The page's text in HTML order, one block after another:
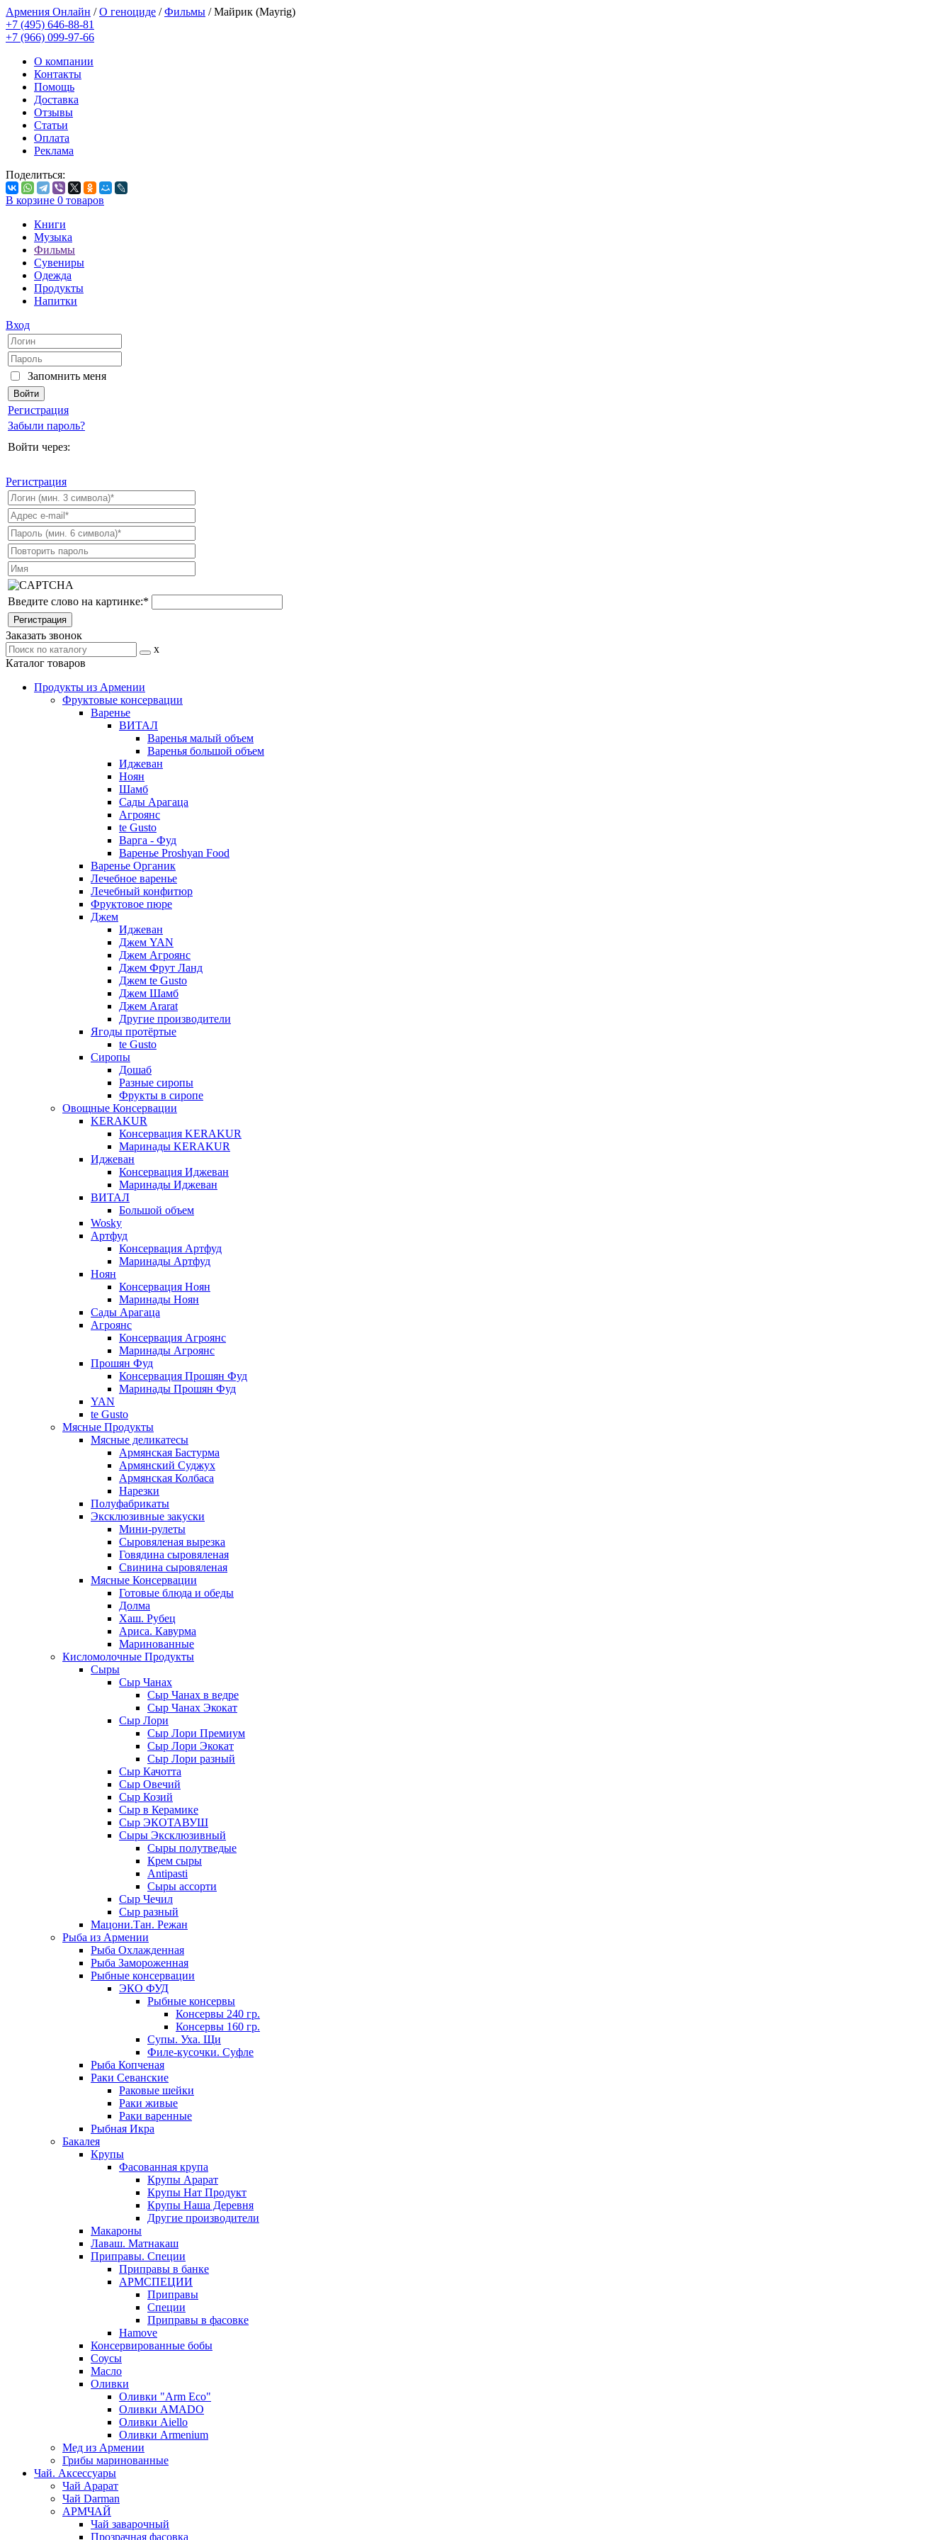
Армения Онлайн /О геноциде /Фильмы /Майрик (Mayrig)
+7 (495) 646-88-81
+7 (966) 099-97-66
О компании
Контакты
Помощь
Доставка
Отзывы
Статьи
Оплата
Реклама
Поделиться:
В корзине 0 товаров
Книги
Музыка
Фильмы
Сувениры
Одежда
Продукты
Напитки
Вход
Запомнить меня
Регистрация
Забыли пароль?
Войти через:
Регистрация
Введите слово на картинке:*
Заказать звонок
x
Каталог товаров
Продукты из Армении
Фруктовые консервации
Варенье
ВИТАЛ
Варенья малый объем
Варенья большой объем
Иджеван
Ноян
Шамб
Сады Арагаца
Агроянс
te Gusto
Варга - Фуд
Варенье Proshyan Food
Варенье Органик
Лечебное варенье
Лечебный конфитюр
Фруктовое пюре
Джем
Иджеван
Джем YAN
Джем Агроянс
Джем Фрут Ланд
Джем te Gusto
Джем Шамб
Джем Ararat
Другие производители
Ягоды протёртые
te Gusto
Сиропы
Дошаб
Разные сиропы
Фрукты в сиропе
Овощные Консервации
KERAKUR
Консервация KERAKUR
Маринады KERAKUR
Иджеван
Консервация Иджеван
Маринады Иджеван
ВИТАЛ
Большой объем
Wosky
Артфуд
Консервация Артфуд
Маринады Артфуд
Ноян
Консервация Ноян
Маринады Ноян
Сады Арагаца
Агроянс
Консервация Агроянс
Маринады Агроянс
Прошян Фуд
Консервация Прошян Фуд
Маринады Прошян Фуд
YAN
te Gusto
Мясные Продукты
Мясные деликатесы
Армянская Бастурма
Армянский Суджух
Армянская Колбаса
Нарезки
Полуфабрикаты
Эксклюзивные закуски
Мини-рулеты
Сыровяленая вырезка
Говядина сыровяленая
Свинина сыровяленая
Мясные Консервации
Готовые блюда и обеды
Долма
Хаш. Рубец
Ариса. Кавурма
Маринованные
Кисломолочные Продукты
Сыры
Сыр Чанах
Сыр Чанах в ведре
Сыр Чанах Экокат
Сыр Лори
Сыр Лори Премиум
Сыр Лори Экокат
Сыр Лори разный
Сыр Качотта
Сыр Овечий
Сыр Козий
Сыр в Керамике
Сыр ЭКОТАВУШ
Сыры Эксклюзивный
Сыры полутведые
Крем сыры
Antipasti
Сыры ассорти
Сыр Чечил
Сыр разный
Мацони.Тан. Режан
Рыба из Армении
Рыба Охлажденная
Рыба Замороженная
Рыбные консервации
ЭКО ФУД
Рыбные консервы
Консервы 240 гр.
Консервы 160 гр.
Супы. Уха. Щи
Филе-кусочки. Суфле
Рыба Копченая
Раки Севанские
Раковые шейки
Раки живые
Раки варенные
Рыбная Икра
Бакалея
Крупы
Фасованная крупа
Крупы Арарат
Крупы Нат Продукт
Крупы Наша Деревня
Другие производители
Макароны
Лаваш. Матнакаш
Приправы. Специи
Приправы в банке
АРМСПЕЦИИ
Приправы
Специи
Приправы в фасовке
Hamove
Консервированные бобы
Соусы
Масло
Оливки
Оливки "Arm Eco"
Оливки AMADO
Оливки Aiello
Оливки Armenium
Мед из Армении
Грибы маринованные
Чай. Аксессуары
Чай Арарат
Чай Darman
АРМЧАЙ
Чай заварочный
Прозрачная фасовка